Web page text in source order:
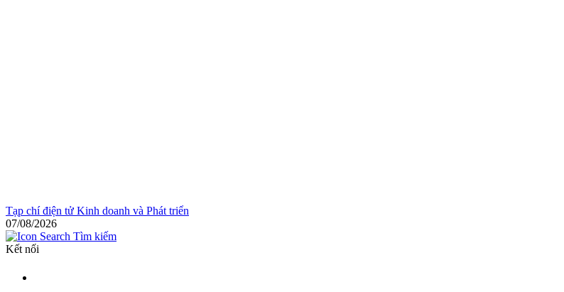
Tạp chí điện tử Kinh doanh và Phát triển
07/08/2026
Tìm kiếm
Kết nối